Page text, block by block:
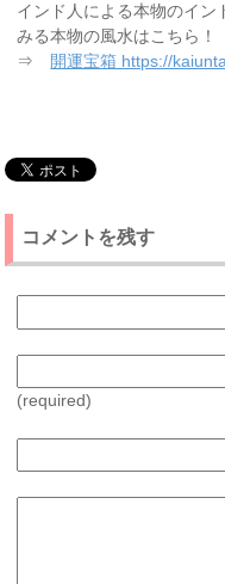
インド人による本物のイン
みる本物の風水はこちら！
⇒ 開運宝箱 https://
コメントを残す
(required)